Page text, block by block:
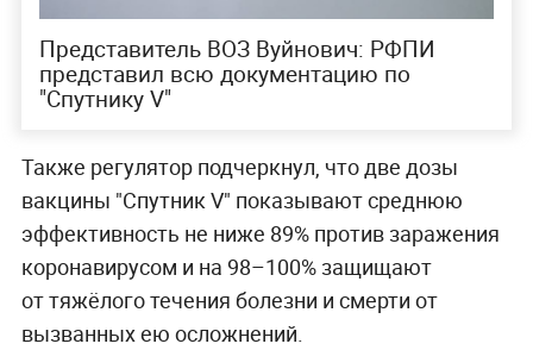
Представитель ВОЗ Вуйнович: РФПИ
представил всю документацию по
"Спутнику V"
Также регулятор подчеркнул, что две дозы
вакцины "Спутник V" показывают среднюю
эффективность не ниже 89% против заражения
коронавирусом и на 98–100% защищают
от тяжёлого течения болезни и смерти от
вызванных ею осложнений.